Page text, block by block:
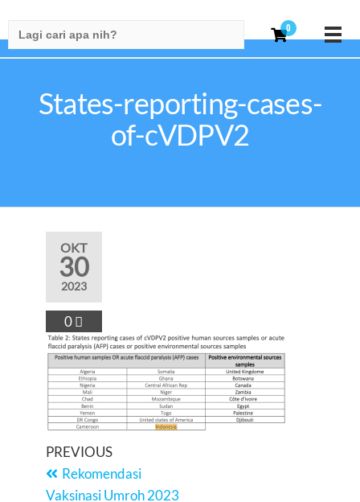
for:
0
States-reporting-cases-
of-cVDPV2
OKT
30
2023
0
PREVIOUS
Rekomendasi
Vaksinasi Umroh 2023